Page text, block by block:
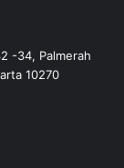
-34, Palmerah
10270